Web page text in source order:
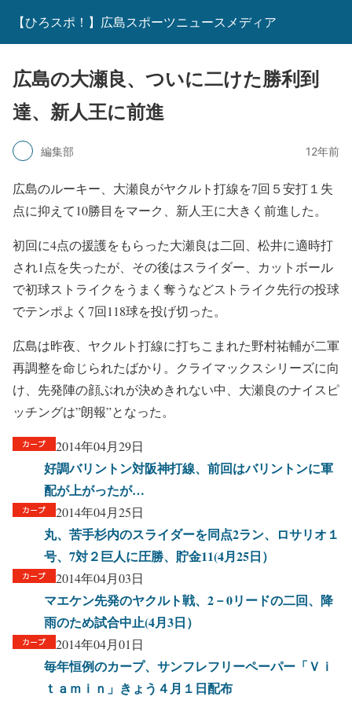
【ひろスポ！】広島スポーツニュースメディア
広島の大瀬良、ついに二けた勝利到
達、新人王に前進
編集部 12年前
広島のルーキー、大瀬良がヤクルト打線を7回５安打１失
点に抑えて10勝目をマーク、新人王に大きく前進した。
初回に4点の援護をもらった大瀬良は二回、松井に適時打
され1点を失ったが、その後はスライダー、カットボール
で初球ストライクをうまく奪うなどストライク先行の投球
でテンポよく7回118球を投げ切った。
広島は昨夜、ヤクルト打線に打ちこまれた野村祐輔が二軍
再調整を命じられたばかり。クライマックスシリーズに向
け、先発陣の顔ぶれが決めきれない中、大瀬良のナイスピ
ッチングは”朗報”となった。
2014年04月29日
好調バリントン対阪神打線、前回はバリントンに軍
配が上がったが…
2014年04月25日
丸、苦手杉内のスライダーを同点2ラン、ロサリオ１
号、7対２巨人に圧勝、貯金11(4月25日）
2014年04月03日
マエケン先発のヤクルト戦、2－0リードの二回、降
雨のため試合中止(4月3日）
2014年04月01日
毎年恒例のカープ、サンフレフリーペーパー「Ｖｉ
ｔａｍｉｎ」きょう４月１日配布